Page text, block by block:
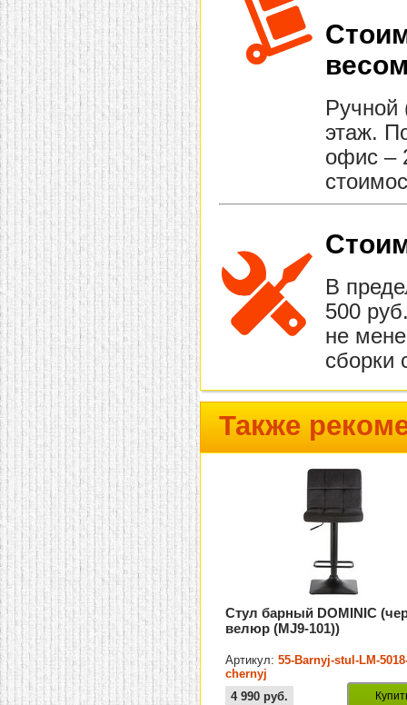
Ручной
этаж.
офис –
В
500
не
сборки
Также
Стул барный DOMINIC
велюр (MJ9-101))
Артикул:55-Barnyj-stul-LM-
chernyj
4 990 руб.